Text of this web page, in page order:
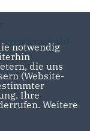
notwendig
die uns
(Website-
Ihre
Weitere